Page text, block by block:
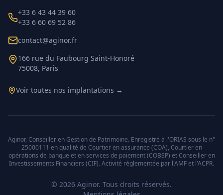
+33 6 43 44 39 60
+33 6 60 69 52 86
contact@aginor.fr
166 rue du Faubourg Saint-Honoré
75008, Paris
Voir toutes nos implantations →
Aginor, Conseiller en Gestion de Patrimoine. Enregistré à l'ORIAS sous le n°
25000111 en qualité de Courtier en assurance (COA), Courtier en
opérations de banque et en services de paiement (COBSP) et Conseiller en
Investissements Financiers (CIF). Activité réglementée par l'AMF et l'ACPR.
© 2026 Aginor. Tous droits réservés.